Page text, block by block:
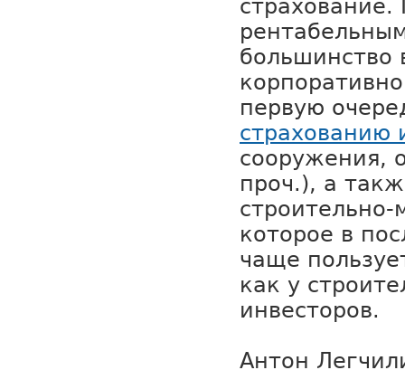
большинство
первую
страхованию
сооружения,
проч.), а
которое в
чаще
как у
инвесторов.
Антон